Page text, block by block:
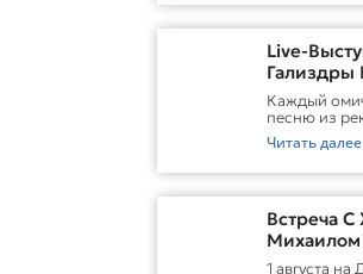
Live-
Гализдры
Москве
Каждый
песню из
Читать
Встреча
Омска В
1 августа